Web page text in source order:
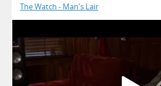
The Watch - Man's Lair